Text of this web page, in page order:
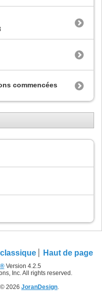
commencées
Haut de page
Version 4.2.5
Inc. All rights reserved.
2026 JoranDesign.